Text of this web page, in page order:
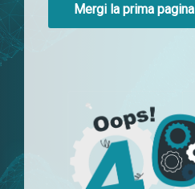
Mergi la prima pagina